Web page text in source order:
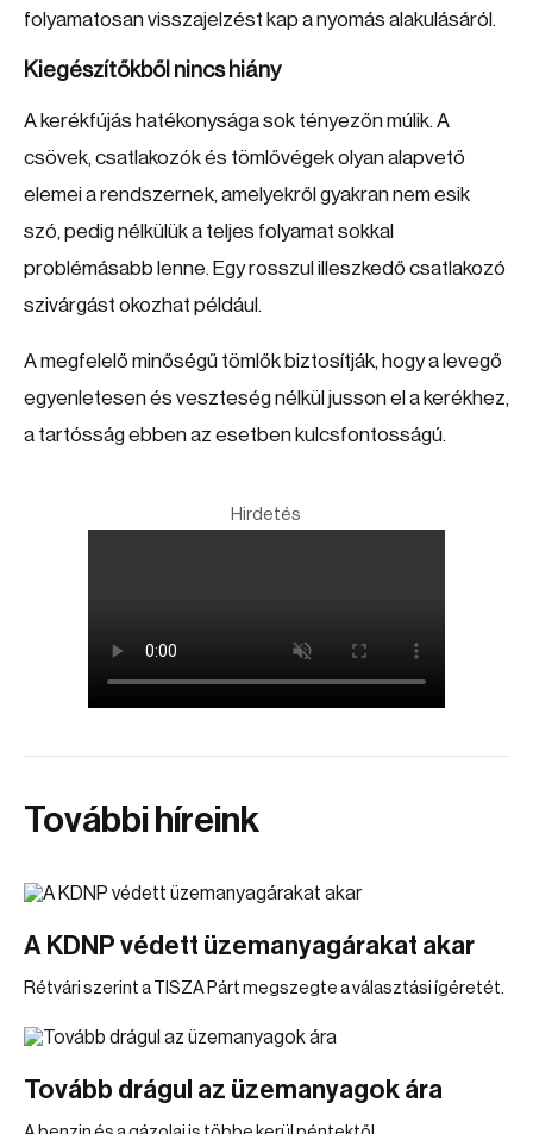
folyamatosan visszajelzést kap a nyomás alakulásáról.
Kiegészítőkből nincs hiány
A kerékfújás hatékonysága sok tényezőn múlik. A
csövek, csatlakozók és tömlővégek olyan alapvető
elemei a rendszernek, amelyekről gyakran nem esik
szó, pedig nélkülük a teljes folyamat sokkal
problémásabb lenne. Egy rosszul illeszkedő csatlakozó
szivárgást okozhat például.
A megfelelő minőségű tömlők biztosítják, hogy a levegő
egyenletesen és veszteség nélkül jusson el a kerékhez,
a tartósság ebben az esetben kulcsfontosságú.
Hirdetés
További híreink
A KDNP védett üzemanyagárakat akar
Rétvári szerint a TISZA Párt megszegte a választási ígéretét.
Tovább drágul az üzemanyagok ára